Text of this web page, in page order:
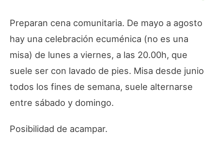
Preparan cena comunitaria. De mayo a agosto
hay una celebración ecuménica (no es una
misa) de lunes a viernes, a las 20.00h, que
suele ser con lavado de pies. Misa desde junio
todos los fines de semana, suele alternarse
entre sábado y domingo.
Posibilidad de acampar.